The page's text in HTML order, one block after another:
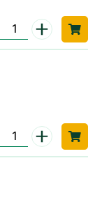
+
+